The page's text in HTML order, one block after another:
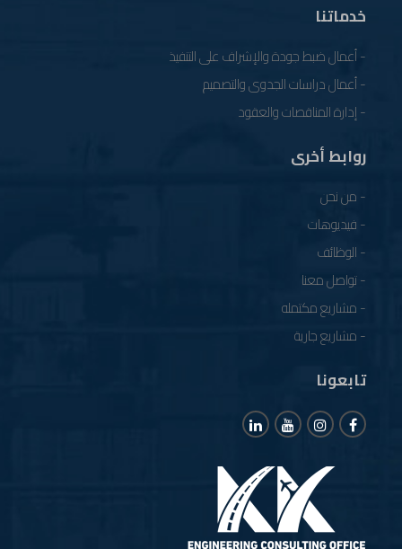
خدماتنا
- أعمال ضبط جودة والإشراف على التنفيذ
- أعمال دراسات الجدوى والتصميم
- إدارة المناقصات والعقود
روابط أخرى
- من نحن
- فيديوهات
- الوظائف
- تواصل معنا
- مشاريع مكتمله
- مشاريع جارية
تابعونا